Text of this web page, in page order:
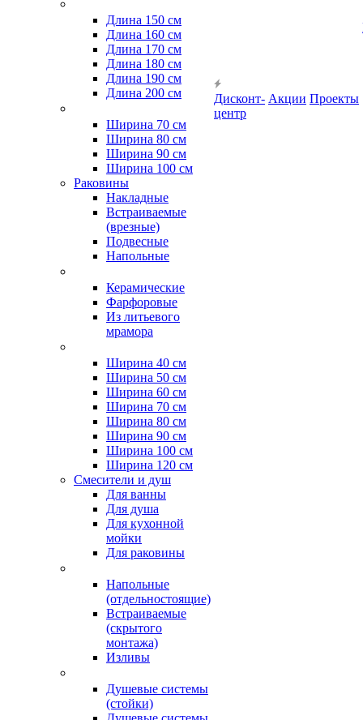
Длина 150 см
Длина 160 см
Длина 170 см
Длина 180 см
Длина 190 см
Длина 200 см
Ширина 70 см
Ширина 80 см
Ширина 90 см
Ширина 100 см
Раковины
Накладные
Встраиваемые
(врезные)
Подвесные
Напольные
Керамические
Фарфоровые
Из литьевого
мрамора
Ширина 40 см
Ширина 50 см
Ширина 60 см
Ширина 70 см
Ширина 80 см
Ширина 90 см
Ширина 100 см
Ширина 120 см
Смесители и душ
Для ванны
Для душа
Для кухонной
мойки
Для раковины
Напольные
(отдельностоящие)
Встраиваемые
(скрытого
монтажа)
Изливы
Душевые системы
(стойки)
Дисконт-
центр
Акции Проекты